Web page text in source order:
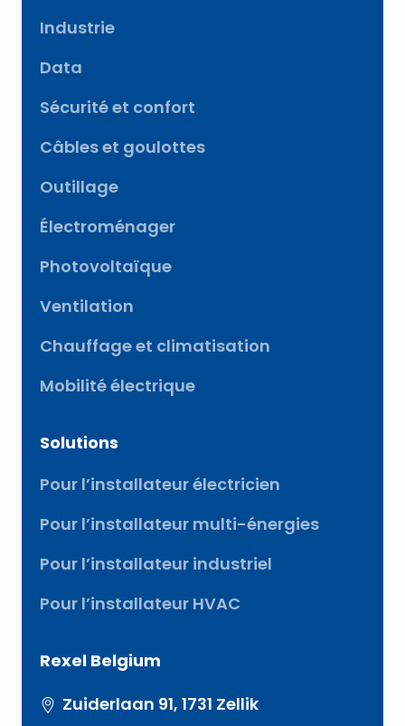
Industrie
Data
Sécurité et confort
Câbles et goulottes
Outillage
Électroménager
Photovoltaïque
Ventilation
Chauffage et climatisation
Mobilité électrique
Solutions
Pour l’installateur électricien
Pour l’installateur multi-énergies
Pour l’installateur industriel
Pour l’installateur HVAC
Rexel Belgium
Zuiderlaan 91, 1731 Zellik